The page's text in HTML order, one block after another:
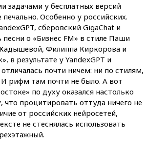
задачами у бесплатных версий
печально. Особенно у российских.
сберовский GigaChat и
песни о «Бизнес FM» в стиле Паши
Филиппа Киркорова и
в результате у YandexGPT и
почти ничем: ни по стилям,
рифм там почти не было. А вот
по духу оказался настолько
что процитировать оттуда ничего не
от российских нейросетей,
не стеснялась использовать